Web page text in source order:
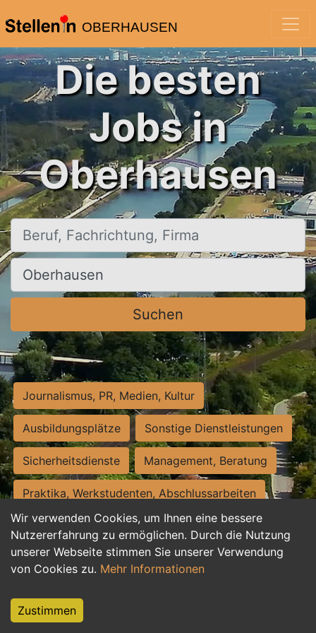
OBERHAUSEN
Wir verwenden Cookies, um Ihnen eine bessere
Nutzererfahrung zu ermöglichen. Durch die Nutzung
unserer Webseite stimmen Sie unserer Verwendung
von Cookies zu. Mehr Informationen
Zustimmen
Die besten
Jobs in
Oberhausen
Beruf, Fachrichtung, Firma
Ort, Stadt
Suchen
Journalismus, PR, Medien, Kultur
Ausbildungsplätze Sonstige Dienstleistungen
Sicherheitsdienste Management, Beratung
Praktika, Werkstudenten, Abschlussarbeiten
Personalwesen Assistenz, Sekretariat
Hilfskräfte, Aushilfs- und Nebenjobs
Weiterbildung, Studium, duale Ausbildung